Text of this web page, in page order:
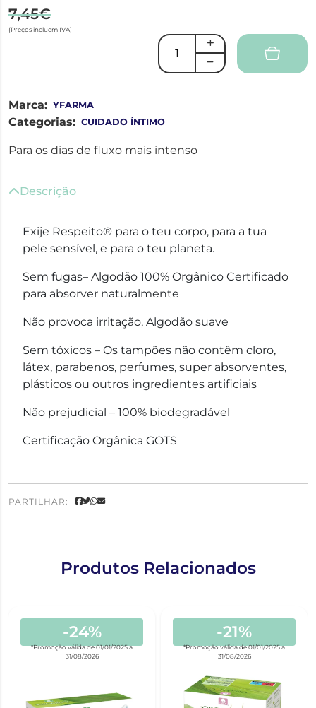
7,45€
(Preços incluem IVA)
Marca: YFARMA
Categorias: CUIDADO ÍNTIMO
Para os dias de fluxo mais intenso
Descrição
Exije Respeito® para o teu corpo, para a tua
pele sensível, e para o teu planeta.
Sem fugas– Algodão 100% Orgânico Certificado
para absorver naturalmente
Não provoca irritação, Algodão suave
Sem tóxicos – Os tampões não contêm cloro,
látex, parabenos, perfumes, super absorventes,
plásticos ou outros ingredientes artificiais
Não prejudicial – 100% biodegradável
Certificação Orgânica GOTS
PARTILHAR:
Produtos Relacionados
-24%
*Promoção válida de 01/01/2025 a
31/08/2026
-21%
*Promoção válida de 01/01/2025 a
31/08/2026